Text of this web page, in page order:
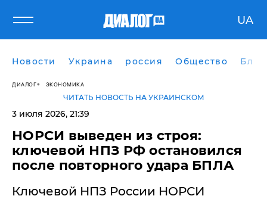
UA
Новости Украина россия Общество
ДИАЛОГ ЭКОНОМИКА
ЧИТАТЬ НОВОСТЬ НА УКРАИНСКОМ
3 июля 2026, 21:39
НОРСИ выведен из строя:
ключевой НПЗ РФ остановился
после повторного удара БПЛА
​Ключевой НПЗ России НОРСИ